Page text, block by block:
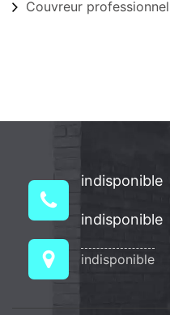
Couvreur
indisponible
indisponible
indisponible